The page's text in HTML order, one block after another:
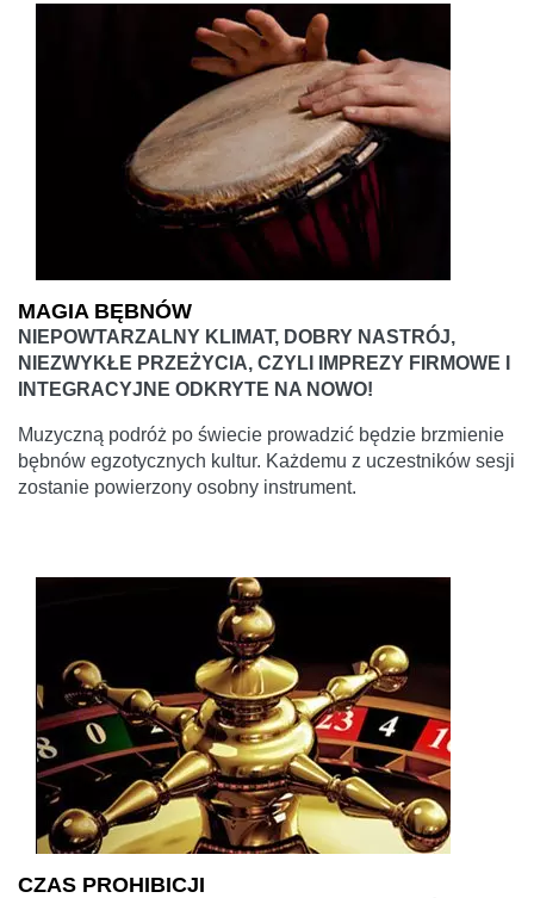
MAGIA BĘBNÓW
NIEPOWTARZALNY KLIMAT, DOBRY NASTRÓJ,
NIEZWYKŁE PRZEŻYCIA, CZYLI IMPREZY FIRMOWE I
INTEGRACYJNE ODKRYTE NA NOWO!
Muzyczną podróż po świecie prowadzić będzie brzmienie
bębnów egzotycznych kultur. Każdemu z uczestników sesji
zostanie powierzony osobny instrument.
CZAS PROHIBICJI